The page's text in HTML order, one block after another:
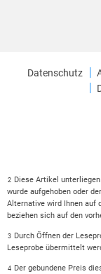
Datenschutz
2 Diese Artikel
wurde aufgehoben oder
Alternative wird Ihnen auf
beziehen sich auf den
3 Durch Öffnen der
Leseprobe übermittelt
4 Der gebundene Preis